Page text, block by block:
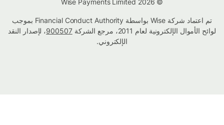
تم اعتماد شركة Wise بواسطة Financial Conduct Authority بموجب
لوائح الأموال الإلكترونية لعام 2011، مرجع الشركة
900507، لإصدار النقد
الإلكتروني.